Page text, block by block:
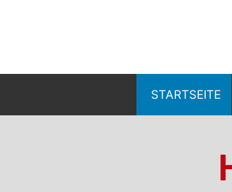
Inhalt
STARTSEITE